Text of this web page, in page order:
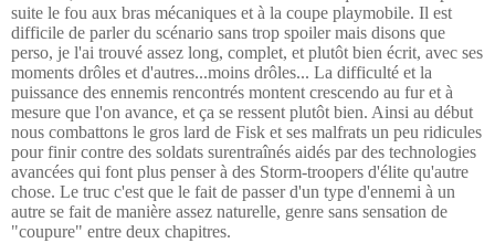
suite le fou aux bras mécaniques et à la coupe playmobile. Il est
difficile de parler du scénario sans trop spoiler mais disons que
perso, je l'ai trouvé assez long, complet, et plutôt bien écrit, avec ses
moments drôles et d'autres...moins drôles... La difficulté et la
puissance des ennemis rencontrés montent crescendo au fur et à
mesure que l'on avance, et ça se ressent plutôt bien. Ainsi au début
nous combattons le gros lard de Fisk et ses malfrats un peu ridicules
pour finir contre des soldats surentraînés aidés par des technologies
avancées qui font plus penser à des Storm-troopers d'élite qu'autre
chose. Le truc c'est que le fait de passer d'un type d'ennemi à un
autre se fait de manière assez naturelle, genre sans sensation de
"coupure" entre deux chapitres.